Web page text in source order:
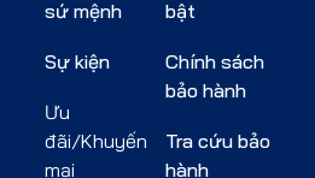
sứ mệnh
Sự kiện
Ưu
đãi/Khuyến
mại
bật
Chính sách
bảo hành
Tra cứu bảo
hành